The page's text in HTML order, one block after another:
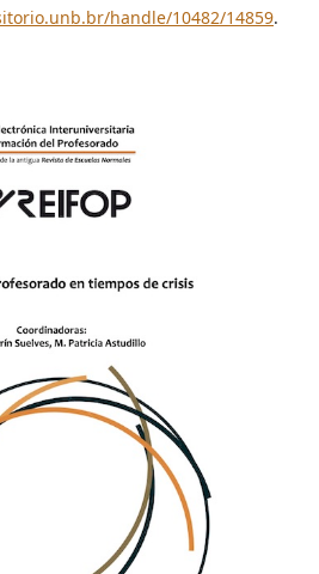
handle/10482/14859.